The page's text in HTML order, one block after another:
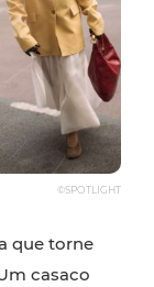
©SPOTLIGHT
que torne
casaco